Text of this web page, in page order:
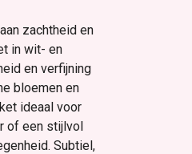
zachtheid en
in wit- en
en verfijning
bloemen en
ideaal voor
of een stijlvol
Subtiel,